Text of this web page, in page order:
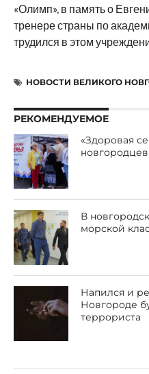
«Олимп», в память о
тренере страны по
трудился в этом
НОВОСТИ ВЕЛИКОГО
РЕКОМЕНДУЕМОЕ
«Здоровая
В
морской
Напился и
Новгороде
террориста